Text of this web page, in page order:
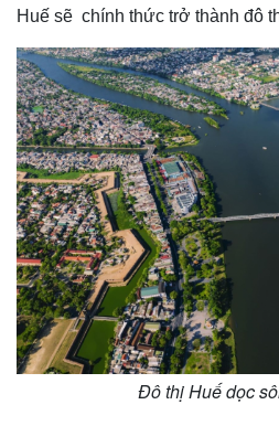
Huế sẽ chính thức trở thành đô
Đô thị Huế dọc